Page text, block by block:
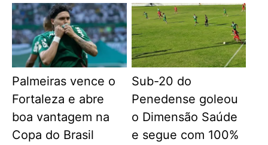
Palmeiras vence o
Fortaleza e abre
boa vantagem na
Copa do Brasil
Sub-20 do
Penedense goleou
o Dimensão Saúde
e segue com 100%